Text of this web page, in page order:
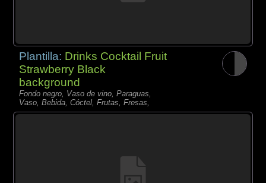
Plantilla: Drinks Cocktail Fruit
Strawberry Black
background
Fondo negro, Vaso de vino, Paraguas,
Vaso, Bebida, Cóctel, Frutas, Fresas,